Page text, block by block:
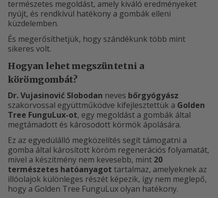
természetes megoldást, amely kiváló eredményeket
nyújt, és rendkívül hatékony a gombák elleni
küzdelemben.
És megerősíthetjük, hogy szándékunk több mint
sikeres volt.
Hogyan lehet megszüntetni a
körömgombát?
Dr.Vujasinović Slobodan neves bőrgyógyász
szakorvossal együttműködve kifejlesztettük a Golden
Tree FunguLux-ot, egy megoldást a gombák által
megtámadott és károsodott körmök ápolására.
Ez az egyedülálló megközelítés segít támogatni a
gomba által károsított köröm regenerációs folyamatát,
mivel a készítmény nem kevesebb, mint 20
természetes hatóanyagot tartalmaz, amelyeknek az
illóolajok különleges részét képezik, így nem meglepő,
hogy a Golden Tree FunguLux olyan hatékony.